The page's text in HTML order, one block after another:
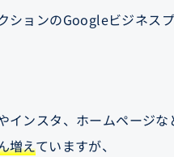
ションのGoogleビジネス
インスタ、ホームページな
増えていますが、